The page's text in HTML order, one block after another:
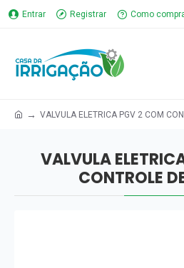
Entrar Registrar Como
VALVULA ELETRICA PGV 2 COM
VALVULA
CONTROLE